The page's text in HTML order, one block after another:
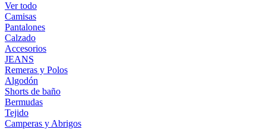
Ver todo
Camisas
Pantalones
Calzado
Accesorios
JEANS
Remeras y Polos
Algodón
Shorts de baño
Bermudas
Tejido
Camperas y Abrigos